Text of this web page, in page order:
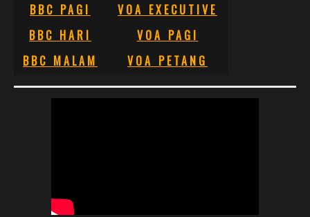
BBC PAGI
VOA EXECUTIVE
BBC HARI
VOA PAGI
BBC MALAM
VOA PETANG